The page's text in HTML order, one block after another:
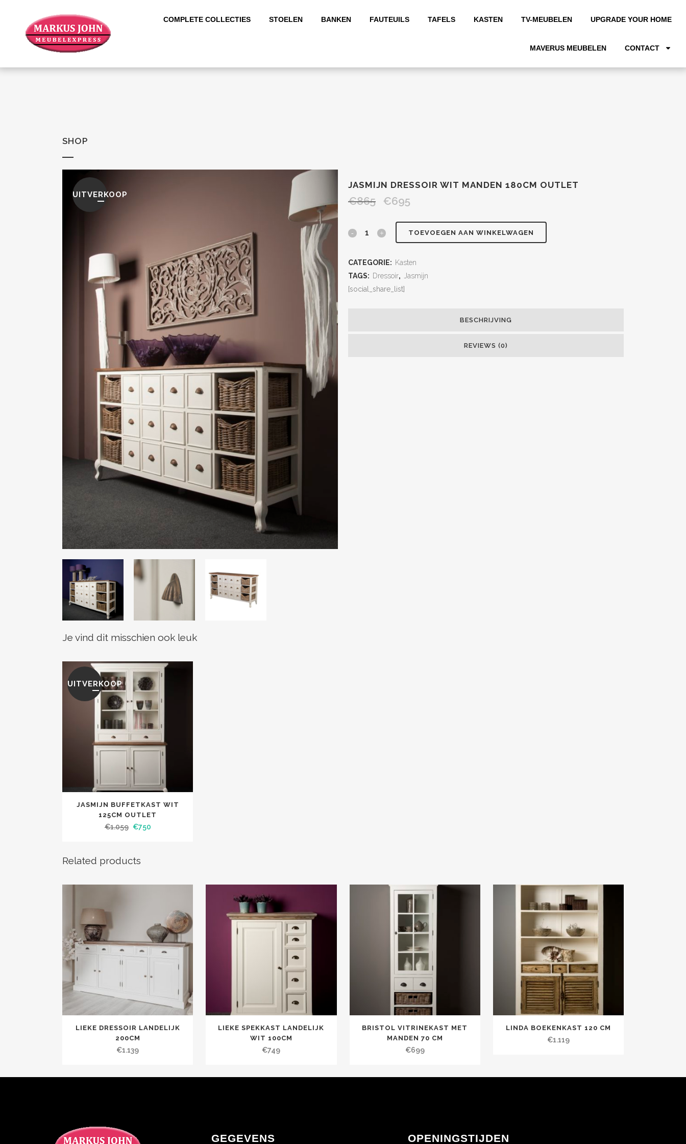
COMPLETE COLLECTIES STOELEN BANKEN FAUTEUILS TAFELS KASTEN TV-MEUBELEN UPGRADE YOUR HOME
MAVERUS MEUBELEN CONTACT
SHOP
UITVERKOOP
JASMIJN DRESSOIR WIT MANDEN 180CM OUTLET
€865 €695
TOEVOEGEN AAN WINKELWAGEN
CATEGORIE: Kasten
TAGS: Dressoir,
Jasmijn
[social_share_list]
BESCHRIJVING
REVIEWS (0)
Je vind dit misschien ook leuk
UITVERKOOP
JASMIJN BUFFETKAST WIT
125CM OUTLET
€1.059 €750
Related products
LIEKE DRESSOIR LANDELIJK
200CM
€1.139
LIEKE SPEKKAST LANDELIJK
WIT 100CM
€749
BRISTOL VITRINEKAST MET
MANDEN 70 CM
€699
LINDA BOEKENKAST 120 CM
€1.119
GEGEVENS OPENINGSTIJDEN